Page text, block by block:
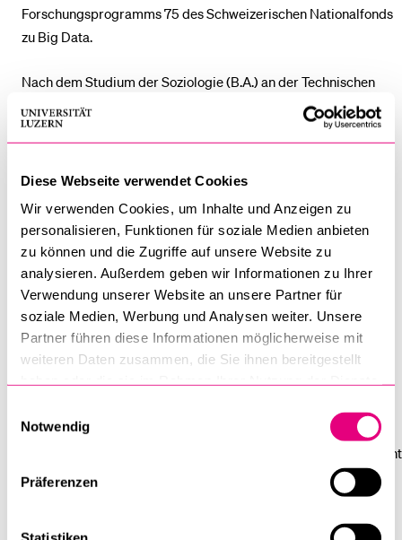
Diese Webseite verwendet Cookies
Wir verwenden Cookies, um Inhalte und Anzeigen zu
personalisieren, Funktionen für soziale Medien anbieten
zu können und die Zugriffe auf unsere Website zu
analysieren. Außerdem geben wir Informationen zu Ihrer
Verwendung unserer Website an unsere Partner für
soziale Medien, Werbung und Analysen weiter. Unsere
Partner führen diese Informationen möglicherweise mit
weiteren Daten zusammen, die Sie ihnen bereitgestellt
Notwendig
Präferenzen
Forschungsprogramms 75 des Schweizerischen Nationalfonds
zu Big Data.
Nach dem Studium der Soziologie (B.A.) an der Technischen
Universität Berlin und der Universität Cardiff folgte 2016 der
M.A. im Fach Wissenschaftsforschung an der Humboldt
wissenschaftliche Mitarbeiterin am Deutschen Zentrum für
«Governance und Performanz von Forschung -
Wissenschaftssysteme und ihre Organisationen im
internationalen Vergleich» gefördert durch das
Bundesministerium für Bildung und Forschung.
Als Bestandteil des vom SNF geförderten Projektes Facing Big
Data (PI: Prof.’in Sophie Mützel) forscht Lisa Kressin in ihrer
Promotion zur Methodenlehre im deutschsprachigen
Rahmen der Lehre Vorstellungen disziplinärer und
methodologischer Identitäten verhandelt werden. Dabei bedient
sie sich selbst einer Vielzahl an Methoden. Neben qualitativen
Erhebungs- und Auswertungsmethoden wendet sie in ihrer